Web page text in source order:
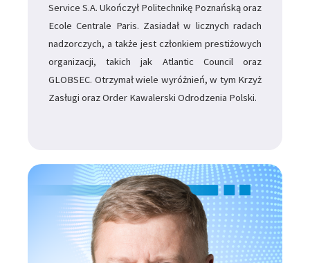
Service S.A. Ukończył Politechnikę Poznańską oraz
Ecole Centrale Paris. Zasiadał w licznych radach
nadzorczych, a także jest członkiem prestiżowych
organizacji, takich jak Atlantic Council oraz
GLOBSEC. Otrzymał wiele wyróżnień, w tym Krzyż
Zasługi oraz Order Kawalerski Odrodzenia Polski.